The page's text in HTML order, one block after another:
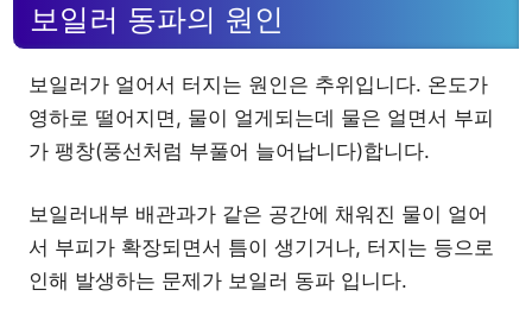
보일러 동파의 원인
보일러가 얼어서 터지는 원인은 추위입니다. 온도가
영하로 떨어지면, 물이 얼게되는데 물은 얼면서 부피
가 팽창(풍선처럼 부풀어 늘어납니다)합니다.
보일러내부 배관과가 같은 공간에 채워진 물이 얼어
서 부피가 확장되면서 틈이 생기거나, 터지는 등으로
인해 발생하는 문제가 보일러 동파 입니다.